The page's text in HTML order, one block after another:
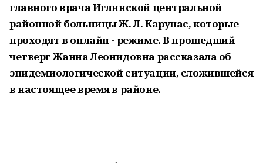
главного врача Иглинской центральной
районной больницы Ж. Л. Карунас, которые
проходят в онлайн - режиме. В прошедший
четверг Жанна Леонидовна рассказала об
эпидемиологической ситуации, сложившейся
в настоящее время в районе.